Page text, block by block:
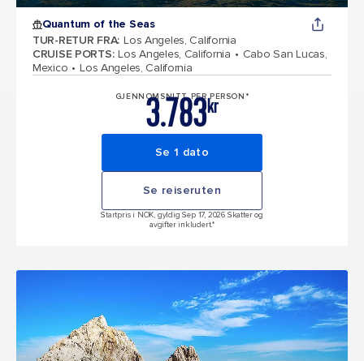
Quantum of the Seas
TUR-RETUR FRA: Los Angeles, California
CRUISE PORTS: Los Angeles, California
Cabo San Lucas,
Mexico
Los Angeles, California
GJENNOMSNITT PER PERSON*
kr
3.783
Se 1 dato
Se reiseruten
Startpris i NOK, gyldig Sep 17, 2026 Skatter og
avgifter inkludert.*